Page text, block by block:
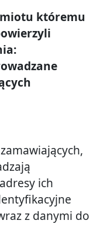
któremu
ich
z danymi do